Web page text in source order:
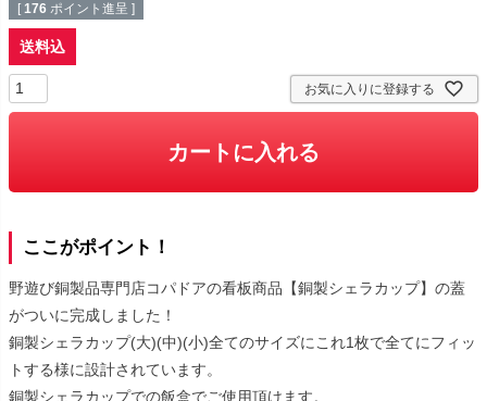
[ 176 ポイント進呈 ]
送料込
お気に入りに登録する
カートに入れる
ここがポイント！
野遊び銅製品専門店コパドアの看板商品【銅製シェラカップ】の蓋
がついに完成しました！
銅製シェラカップ(大)(中)(小)全てのサイズにこれ1枚で全てにフィッ
トする様に設計されています。
銅製シェラカップでの飯盒でご使用頂けます。